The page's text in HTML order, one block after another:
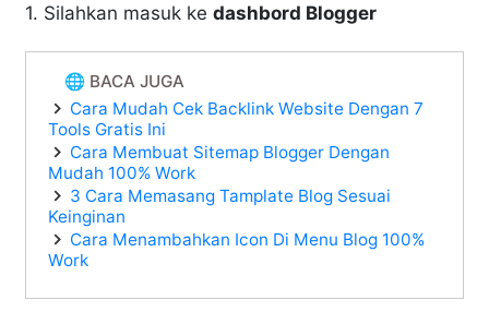
1. Silahkan masuk kedashbord Blogger
🌐 BACA JUGA
Cara Mudah Cek Backlink Website Dengan 7
Tools Gratis Ini
Cara Membuat Sitemap Blogger Dengan
Mudah 100% Work
3 Cara Memasang Tamplate Blog Sesuai
Keinginan
Cara Menambahkan Icon Di Menu Blog 100%
Work